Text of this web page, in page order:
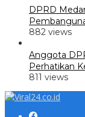
DPRD
882 views
Anggota
Perhatikan
811 views